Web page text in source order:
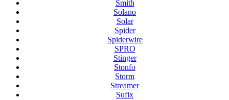
Smith
Solano
Solar
Spider
Spiderwire
SPRO
Stinger
Stonfo
Storm
Streamer
Sufix